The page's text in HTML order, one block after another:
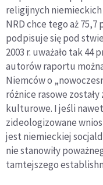
religijnych
NRD chce tego aż
podpisuje się pod
2003 r. uważało tak
autorów raportu
Niemców o
różnice rasowe
kulturowe. I jeśli
zideologizowane
jest niemieckiej
nie stanowiły
tamtejszego